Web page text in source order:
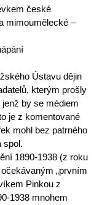
české
mimoumělecké –
Ústavu dějin
kterým prošly
by se médiem
je z komentované
mohl bez patrného
spol.
1890-1938 (z roku
„prvním
Pinkou z
1938 mnohem